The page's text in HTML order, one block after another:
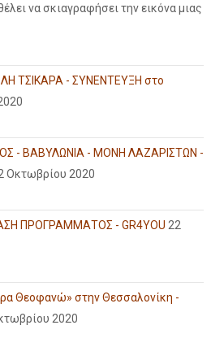
να σκιαγραφήσει την εικόνα μιας
ΤΣΙΚΑΡΑ - ΣΥΝΕΝΤΕΥΞΗ στο
- ΒΑΒΥΛΩΝΙΑ - ΜΟΝΗ ΛΑΖΑΡΙΣΤΩΝ -
Οκτωβρίου 2020
ΠΡΟΓΡΑΜΜΑΤΟΣ - GR4YOU 22
Θεοφανώ» στην Θεσσαλονίκη -
2020